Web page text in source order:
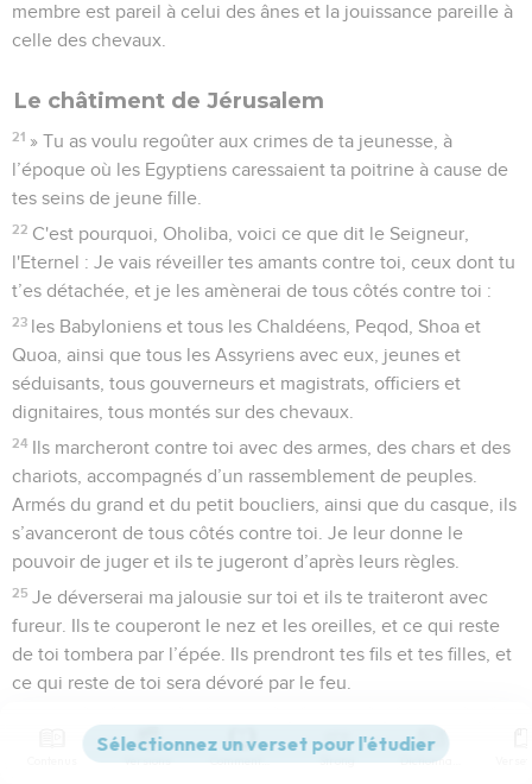
membre est pareil à celui des ânes et la jouissance pareille à
celle des chevaux.
Le châtiment de Jérusalem
21 » Tu as voulu regoûter aux crimes de ta jeunesse, à
l’époque où les Egyptiens caressaient ta poitrine à cause de
tes seins de jeune fille.
22 C'est pourquoi, Oholiba, voici ce que dit le Seigneur,
l'Eternel : Je vais réveiller tes amants contre toi, ceux dont tu
t’es détachée, et je les amènerai de tous côtés contre toi :
23 les Babyloniens et tous les Chaldéens, Peqod, Shoa et
Quoa, ainsi que tous les Assyriens avec eux, jeunes et
séduisants, tous gouverneurs et magistrats, officiers et
dignitaires, tous montés sur des chevaux.
24 Ils marcheront contre toi avec des armes, des chars et des
chariots, accompagnés d’un rassemblement de peuples.
Armés du grand et du petit boucliers, ainsi que du casque, ils
s’avanceront de tous côtés contre toi. Je leur donne le
pouvoir de juger et ils te jugeront d’après leurs règles.
25 Je déverserai ma jalousie sur toi et ils te traiteront avec
fureur. Ils te couperont le nez et les oreilles, et ce qui reste
de toi tombera par l’épée. Ils prendront tes fils et tes filles, et
ce qui reste de toi sera dévoré par le feu.
qui composaient ta parure.
Versions Commentaires Strong